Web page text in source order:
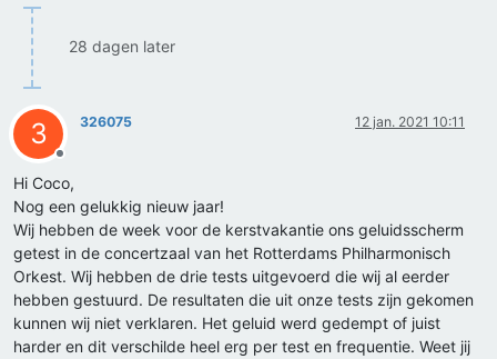
28 dagen later
3
Offline
326075 12 jan. 2021 10:11
Hi Coco,
Nog een gelukkig nieuw jaar!
Wij hebben de week voor de kerstvakantie ons geluidsscherm
getest in de concertzaal van het Rotterdams Philharmonisch
Orkest. Wij hebben de drie tests uitgevoerd die wij al eerder
hebben gestuurd. De resultaten die uit onze tests zijn gekomen
kunnen wij niet verklaren. Het geluid werd gedempt of juist
harder en dit verschilde heel erg per test en frequentie. Weet jij